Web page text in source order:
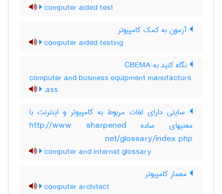
computer aided test
آزمون به کمک کامپیوتر
computer aided testing
نگاه کنید به ‎ CBEMA
computer and business equipment manufacturs
ass.
سایتی دارای لغات مربوط به کامپیوتر و اینترنت با
معنیهای ساده http://www sharpened
net/glossary/index php
computer and internet glossary
معمار کامپیوتر
computer architect